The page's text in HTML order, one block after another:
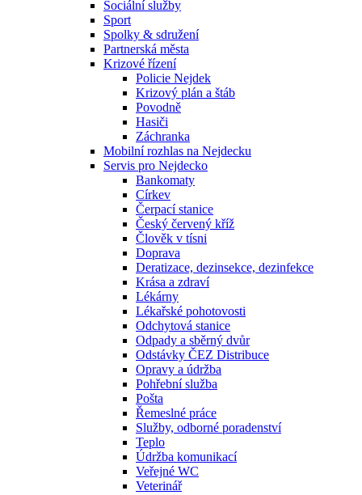
Sociální služby
Sport
Spolky & sdružení
Partnerská města
Krizové řízení
Policie Nejdek
Krizový plán a štáb
Povodně
Hasiči
Záchranka
Mobilní rozhlas na Nejdecku
Servis pro Nejdecko
Bankomaty
Církev
Čerpací stanice
Český červený kříž
Člověk v tísni
Doprava
Deratizace, dezinsekce, dezinfekce
Krása a zdraví
Lékárny
Lékařské pohotovosti
Odchytová stanice
Odpady a sběrný dvůr
Odstávky ČEZ Distribuce
Opravy a údržba
Pohřební služba
Pošta
Řemeslné práce
Služby, odborné poradenství
Teplo
Údržba komunikací
Veřejné WC
Veterinář